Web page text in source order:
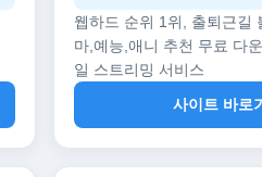
웹하드 순위 1위, 출퇴근길
마,예능,애니 추천 무료 다
일 스트리밍 서비스
사이트 바로